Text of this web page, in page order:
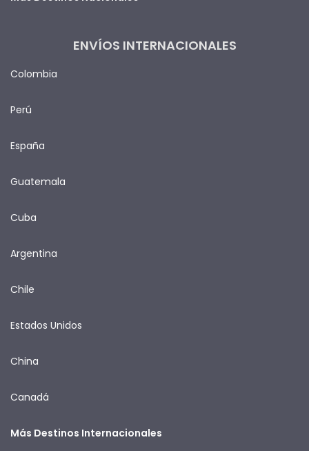
ENVÍOS INTERNACIONALES
Colombia
Perú
España
Guatemala
Cuba
Argentina
Chile
Estados Unidos
China
Canadá
Más Destinos Internacionales